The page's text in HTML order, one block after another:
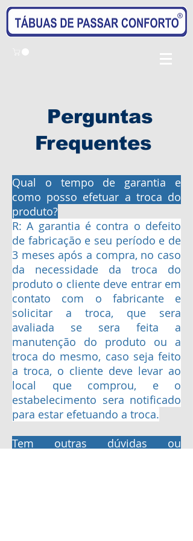
Perguntas
Frequentes
Qual o tempo de garantia e
como posso efetuar a troca do
produto?
R: A garantia é contra o defeito
de fabricação e seu período e de
3 meses após a compra, no caso
da necessidade da troca do
produto o cliente deve entrar em
contato com o fabricante e
solicitar a troca, que sera
avaliada se sera feita a
manutenção do produto ou a
troca do mesmo, caso seja feito
a troca, o cliente deve levar ao
local que comprou, e o
estabelecimento sera notificado
para estar efetuando a troca.
Tem outras dúvidas ou